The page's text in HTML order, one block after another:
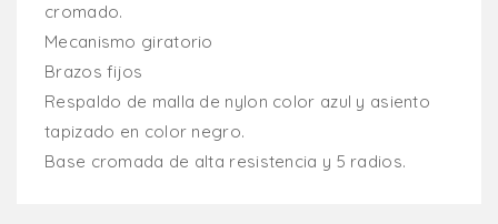
cromado.
Mecanismo giratorio
Brazos fijos
Respaldo de malla de nylon color azul y asiento
tapizado en color negro.
Base cromada de alta resistencia y 5 radios.